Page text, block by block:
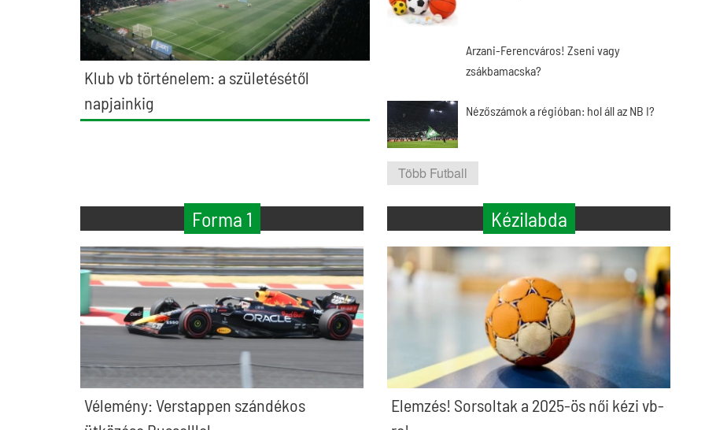
Klub vb történelem: a születésétől
napjainkig
Arzani-Ferencváros! Zseni vagy
zsákbamacska?
Nézőszámok a régióban: hol áll az NB I?
Több Futball
Forma 1
Vélemény: Verstappen szándékos
Kézilabda
Elemzés! Sorsoltak a 2025-ös női kézi vb-